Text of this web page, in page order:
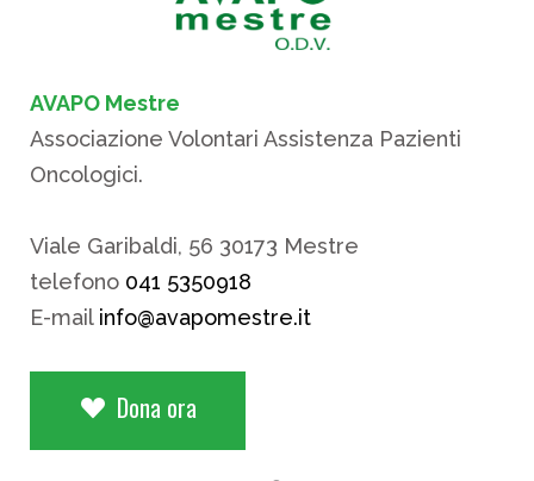
AVAPO Mestre
Associazione Volontari Assistenza Pazienti
Oncologici.
Viale Garibaldi, 56 30173 Mestre
telefono 041 5350918
E-mail info@avapomestre.it
Dona ora